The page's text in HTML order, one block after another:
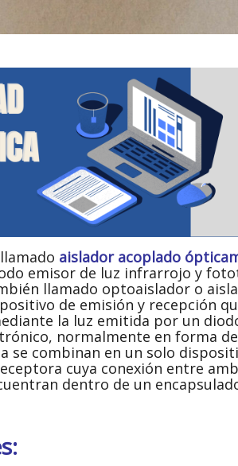
aislador acoplado
emisor de luz infrarrojo y
llamado optoaislador o
de emisión y recepción
la luz emitida por un
normalmente en forma
se combinan en un solo
cuya conexión entre
dentro de un